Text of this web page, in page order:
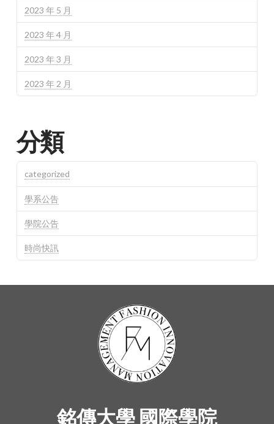
2023 年 5 月
2023 年 4 月
2023 年 3 月
2023 年 2 月
分類
categorized
學系公告
學院公告
時尚快訊
銘傳大學 國際學院